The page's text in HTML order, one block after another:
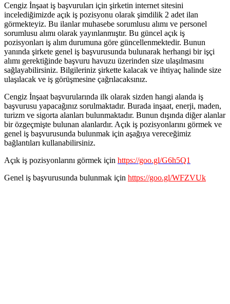
Cengiz İnşaat iş başvuruları için şirketin internet sitesini
incelediğimizde açık iş pozisyonu olarak şimdilik 2 adet ilan
görmekteyiz. Bu ilanlar muhasebe sorumlusu alımı ve personel
sorumlusu alımı olarak yayınlanmıştır. Bu güncel açık iş
pozisyonları iş alım durumuna göre güncellenmektedir. Bunun
yanında şirkete genel iş başvurusunda bulunarak herhangi bir işçi
alımı gerektiğinde başvuru havuzu üzerinden size ulaşılmasını
sağlayabilirsiniz. Bilgileriniz şirkette kalacak ve ihtiyaç halinde size
ulaşılacak ve iş görüşmesine çağrılacaksınız.
Cengiz İnşaat başvurularında ilk olarak sizden hangi alanda iş
başvurusu yapacağınız sorulmaktadır. Burada inşaat, enerji, maden,
turizm ve sigorta alanları bulunmaktadır. Bunun dışında diğer alanlar
bir özgeçmişte bulunan alanlardır. Açık iş pozisyonlarını görmek ve
genel iş başvurusunda bulunmak için aşağıya vereceğimiz
bağlantıları kullanabilirsiniz.
Açık iş pozisyonlarını görmek için https://goo.gl/G6h5Q1
Genel iş başvurusunda bulunmak için https://goo.gl/WFZVUk